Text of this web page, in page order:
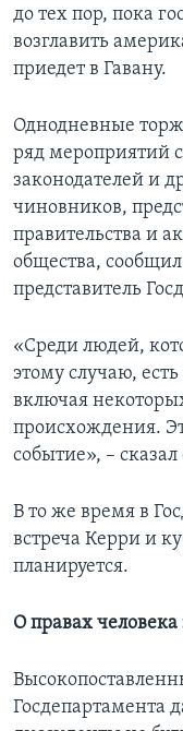
до тех пор, пока
возглавить
приедет в Гавану.
Однодневные
ряд мероприятий
законодателей и
чиновников,
правительства и
общества,
представитель
«Среди людей,
этому случаю,
включая
происхождения.
событие», –
В то же время в
встреча Керри и
планируется.
О правах человека
Госдепартамента